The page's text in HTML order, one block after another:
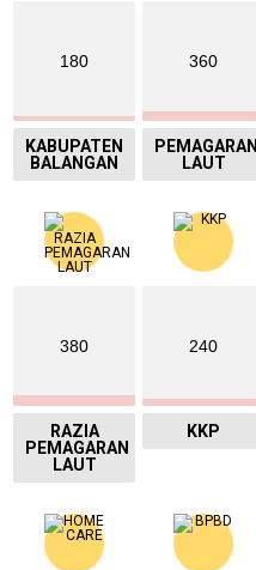
180
KABUPATEN
BALANGAN
360
PEMAGARAN
LAUT
380
RAZIA
PEMAGARAN
LAUT
240
KKP